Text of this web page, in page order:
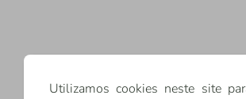
Utilizamos cookies neste site